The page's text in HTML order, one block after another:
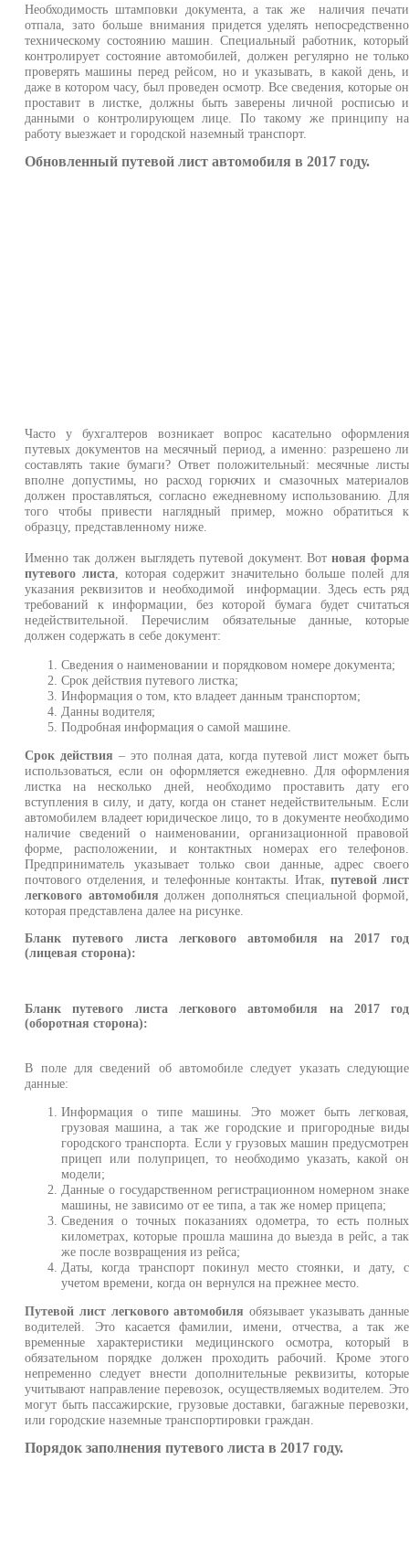
Необходимость штамповки документа, а так же наличия печати
отпала, зато больше внимания придется уделять непосредственно
техническому состоянию машин. Специальный работник, который
контролирует состояние автомобилей, должен регулярно не только
проверять машины перед рейсом, но и указывать, в какой день, и
даже в котором часу, был проведен осмотр. Все сведения, которые он
проставит в листке, должны быть заверены личной росписью и
данными о контролирующем лице. По такому же принципу на
работу выезжает и городской наземный транспорт.
Обновленный путевой лист автомобиля в 2017 году.
Часто у бухгалтеров возникает вопрос касательно оформления
путевых документов на месячный период, а именно: разрешено ли
составлять такие бумаги? Ответ положительный: месячные листы
вполне допустимы, но расход горючих и смазочных материалов
должен проставляться, согласно ежедневному использованию. Для
того чтобы привести наглядный пример, можно обратиться к
образцу, представленному ниже.
Именно так должен выглядеть путевой документ. Вотновая форма
путевого листа, которая содержит значительно больше полей для
указания реквизитов и необходимой информации. Здесь есть ряд
требований к информации, без которой бумага будет считаться
недействительной. Перечислим обязательные данные, которые
должен содержать в себе документ:
Сведения о наименовании и порядковом номере документа;
Срок действия путевого листка;
Информация о том, кто владеет данным транспортом;
Данны водителя;
Подробная информация о самой машине.
Срок действия – это полная дата, когда путевой лист может быть
использоваться, если он оформляется ежедневно. Для оформления
листка на несколько дней, необходимо проставить дату его
вступления в силу, и дату, когда он станет недействительным. Если
автомобилем владеет юридическое лицо, то в документе необходимо
наличие сведений о наименовании, организационной правовой
форме, расположении, и контактных номерах его телефонов.
Предприниматель указывает только свои данные, адрес своего
почтового отделения, и телефонные контакты. Итак,путевой лист
легкового автомобиля должен дополняться специальной формой,
которая представлена далее на рисунке.
Бланк путевого листа легкового автомобиля на 2017 год
(лицевая сторона):
Бланк путевого листа легкового автомобиля на 2017 год
(оборотная сторона):
В поле для сведений об автомобиле следует указать следующие
данные:
Информация о типе машины. Это может быть легковая,
грузовая машина, а так же городские и пригородные виды
городского транспорта. Если у грузовых машин предусмотрен
прицеп или полуприцеп, то необходимо указать, какой он
модели;
Данные о государственном регистрационном номерном знаке
машины, не зависимо от ее типа, а так же номер прицепа;
Сведения о точных показаниях одометра, то есть полных
километрах, которые прошла машина до выезда в рейс, а так
же после возвращения из рейса;
Даты, когда транспорт покинул место стоянки, и дату, с
учетом времени, когда он вернулся на прежнее место.
Путевой лист легкового автомобиля обязывает указывать данные
водителей. Это касается фамилии, имени, отчества, а так же
временные характеристики медицинского осмотра, который в
обязательном порядке должен проходить рабочий. Кроме этого
непременно следует внести дополнительные реквизиты, которые
учитывают направление перевозок, осуществляемых водителем. Это
могут быть пассажирские, грузовые доставки, багажные перевозки,
или городские наземные транспортировки граждан.
Порядок заполнения путевого листа в 2017 году.